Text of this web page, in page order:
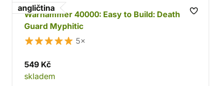
angličtina
Warhammer 40000: Easy to Build: Death
Guard Myphitic
5×
549 Kč
skladem